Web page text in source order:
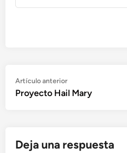
Navegación
de
Artículo anteriorArtículo
anterior:
Proyecto Hail Mary
Deja una respuesta